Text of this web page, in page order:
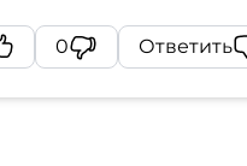
0 Ответить